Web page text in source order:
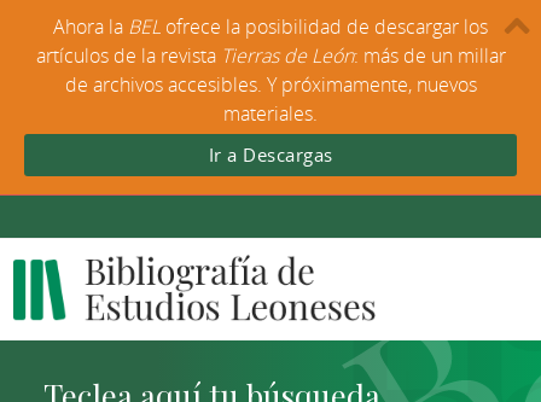
Ahora la BEL ofrece la posibilidad de descargar los
artículos de la revista Tierras de León: más de un millar
de archivos accesibles. Y próximamente, nuevos
materiales.
Ir a Descargas